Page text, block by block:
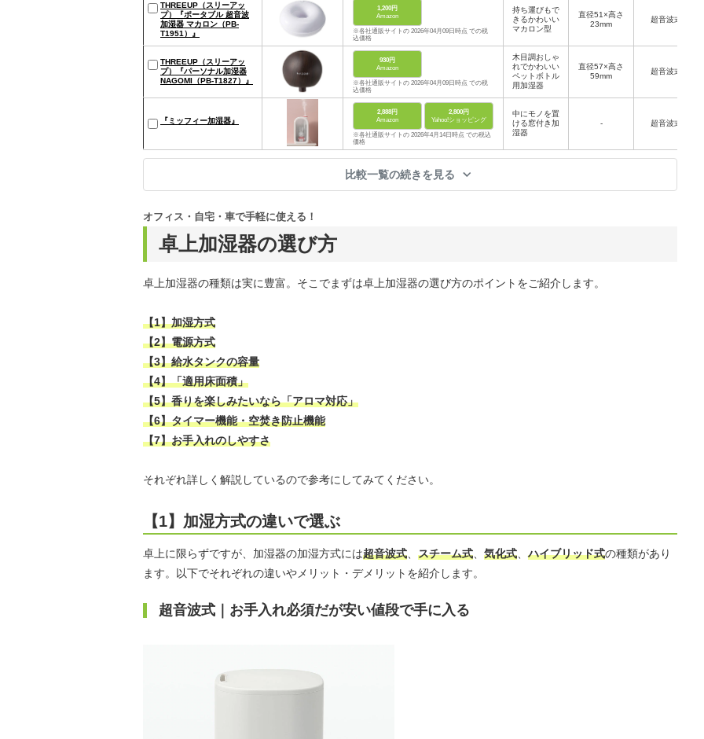
THREEUP（スリーアッ
プ）『ポータブル 超音波
加湿器 マカロン（PB-
T1951）』
1,200円
Amazon
※各社通販サイトの 2026年04月09日時点 での税
込価格
持ち運びもで
きるかわいい
マカロン型
直径51×高さ
23mm
超音波式
THREEUP（スリーアッ
プ）『パーソナル加湿器
NAGOMI（PB-T1827）』
930円
Amazon
※各社通販サイトの 2026年04月09日時点 での税
込価格
木目調おしゃ
れでかわいい
ペットボトル
用加湿器
直径57×高さ
59mm
超音波式
『ミッフィー加湿器』
2,888円
Amazon
2,800円
Yahoo!ショッピング
※各社通販サイトの 2026年4月14日時点 での税込
価格
中にモノを置
ける窓付き加
湿器
- 超音波式
比較一覧の続きを見る
卓上加湿器の選び方
オフィス・自宅・車で手軽に使える！
卓上加湿器の種類は実に豊富。そこでまずは卓上加湿器の選び方のポイントをご紹介します。
【1】加湿方式
【2】電源方式
【3】給水タンクの容量
【4】「適用床面積」
【5】香りを楽しみたいなら「アロマ対応」
【6】タイマー機能・空焚き防止機能
【7】お手入れのしやすさ
それぞれ詳しく解説しているので参考にしてみてください。
【1】加湿方式の違いで選ぶ
卓上に限らずですが、加湿器の加湿方式には超音波式 スチーム式 気化式 、ハイブリッド式の種類があり
ます。以下でそれぞれの違いやメリット・デメリットを紹介します。
超音波式｜お手入れ必須だが安い値段で手に入る